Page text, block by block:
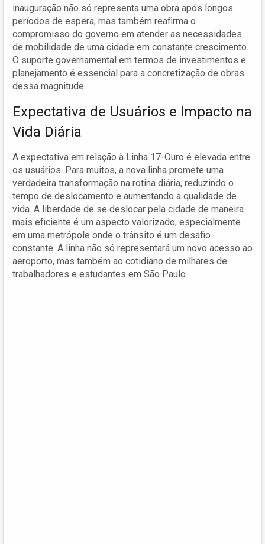
inauguração não só representa uma obra após longos
períodos de espera, mas também reafirma o
compromisso do governo em atender as necessidades
de mobilidade de uma cidade em constante crescimento.
O suporte governamental em termos de investimentos e
planejamento é essencial para a concretização de obras
dessa magnitude.
Expectativa de Usuários e Impacto na
Vida Diária
A expectativa em relação à Linha 17-Ouro é elevada entre
os usuários. Para muitos, a nova linha promete uma
verdadeira transformação na rotina diária, reduzindo o
tempo de deslocamento e aumentando a qualidade de
vida. A liberdade de se deslocar pela cidade de maneira
mais eficiente é um aspecto valorizado, especialmente
em uma metrópole onde o trânsito é um desafio
constante. A linha não só representará um novo acesso ao
aeroporto, mas também ao cotidiano de milhares de
trabalhadores e estudantes em São Paulo.